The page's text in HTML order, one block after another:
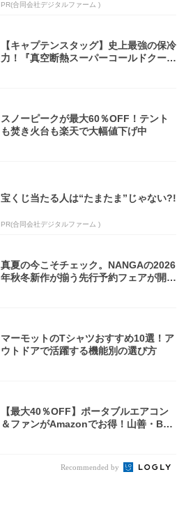
PR(合同会社デジタルファーム )
【キャプテンスタッグ】史上最強の保冷
力！『真空断熱スーパーコールドクーラ
スノーピークが最大60％OFF！テント
も焚き火台も楽天で大幅値下げ中
宝くじ当たる人は“たまたま”じゃない?!
PR(合同会社デジタルファーム )
真夏の今こそチェック。NANGAの2026
年秋冬新作が揃う先行予約フェアが開催
マーモットのTシャツおすすめ10選！ア
ウトドアで活躍する機能別の選び方
【最大40％OFF】ポータブルエアコン
＆ファンがAmazonでお得！山善・Bo
Recommended by